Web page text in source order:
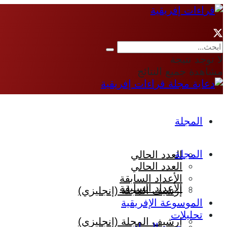
لا توجد نتيجة
مشاهدة جميع النتائج
المجلة
العدد الحالي
الأعداد السابقة
إرشيف المجلة (إنجليزي)
المجلة
العدد الحالي
الأعداد السابقة
إرشيف المجلة (إنجليزي)
الموسوعة الإفريقية
تحليلات